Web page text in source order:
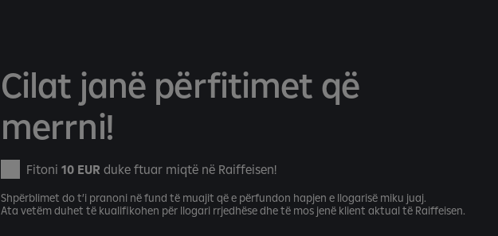
Cilat janë përfitimet që
merrni!
Fitoni 10 EUR duke ftuar miqtë në Raiffeisen!
Shpërblimet do t’i pranoni në fund të muajit që e përfundon hapjen e llogarisë miku juaj.
Ata vetëm duhet të kualifikohen për llogari rrjedhëse dhe të mos jenë klient aktual të Raiffeisen.